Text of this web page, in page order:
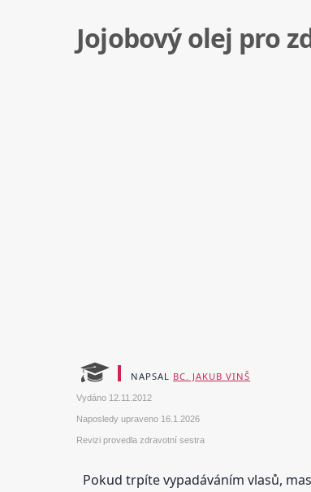
Jojobový olej pro
NAPSAL BC. JAKUB VINŠ
Vydáno 12.11.2012
Naposledy upraveno 16.1.2026
Revizi provedla zdravotní sestra
Pokud trpíte vypadáváním vlasů,